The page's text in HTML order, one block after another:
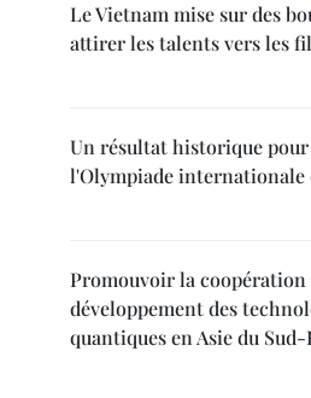
Le Vietnam mise sur des
attirer les talents vers les
Un résultat historique pour
l'Olympiade internationale
Promouvoir la coopération
développement des
quantiques en Asie du Sud-